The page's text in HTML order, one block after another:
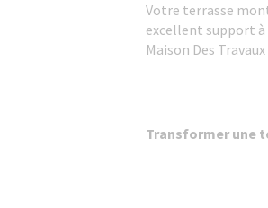
Votre terrasse
excellent support
Maison Des
Transformer une